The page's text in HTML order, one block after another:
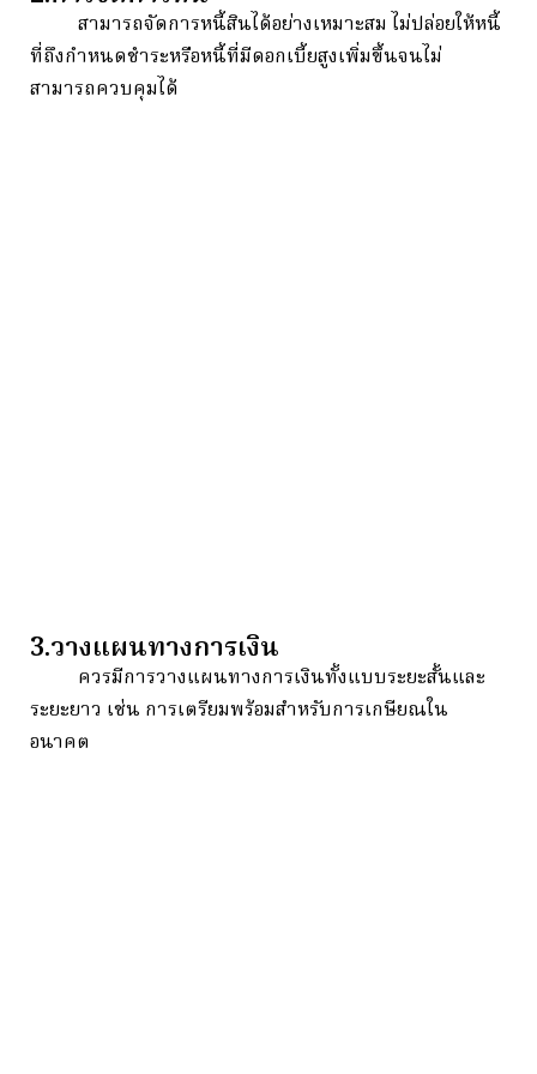
สามารถจัดการหนี้สินได้อย่างเหมาะสม ไม่ปล่อยให้หนี้
ที่ถึงกำหนดชำระหรือหนี้ที่มีดอกเบี้ยสูงเพิ่มขึ้นจนไม่
สามารถควบคุมได้
3.วางแผนทางการเงิน
ควรมีการวางแผนทางการเงินทั้งแบบระยะสั้นและ
ระยะยาว เช่น การเตรียมพร้อมสำหรับการเกษียณใน
อนาคต